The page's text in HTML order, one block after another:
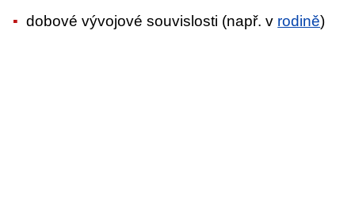
dobové vývojové souvislosti (např. v rodině)